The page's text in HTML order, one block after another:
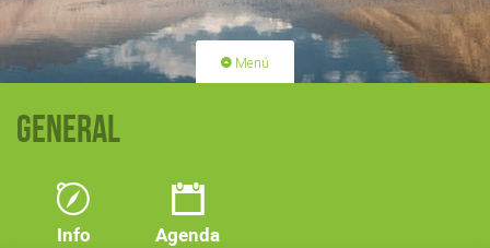
Menú
FES-TE SOCI
General
Info Agenda